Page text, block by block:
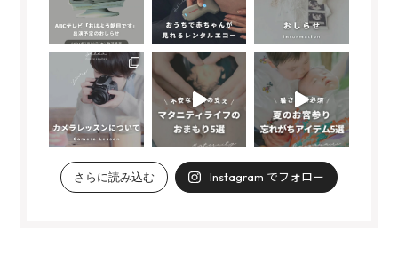
さらに読み込む Instagram でフォロー